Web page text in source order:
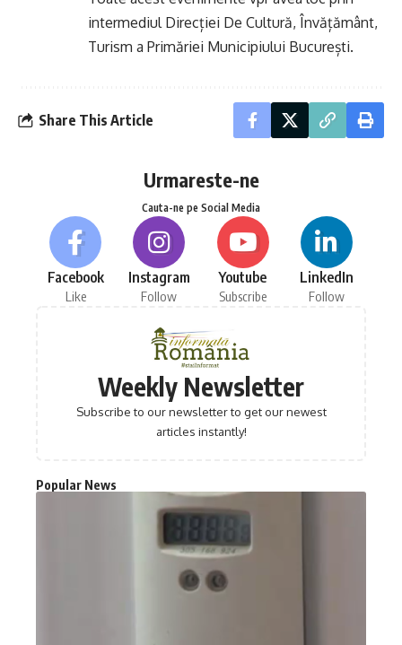
intermediul Direcției De Cultură, Învățământ,
Turism a Primăriei Municipiului București.
Share This Article
Urmareste-ne
Cauta-ne pe Social Media
Facebook
Like
Instagram
Follow
Youtube
Subscribe
LinkedIn
Follow
Weekly Newsletter
Subscribe to our newsletter to get our newest
articles instantly!
Popular News